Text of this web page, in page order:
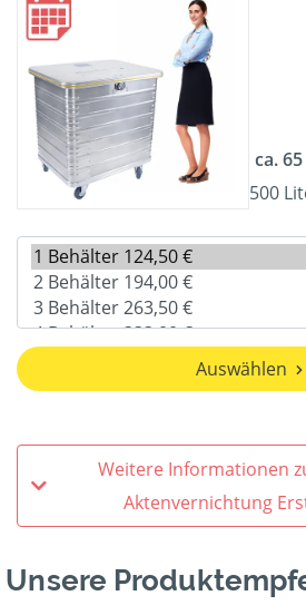
ca.
500
Auswählen
Weitere Informationen
Aktenvernichtung
Unsere